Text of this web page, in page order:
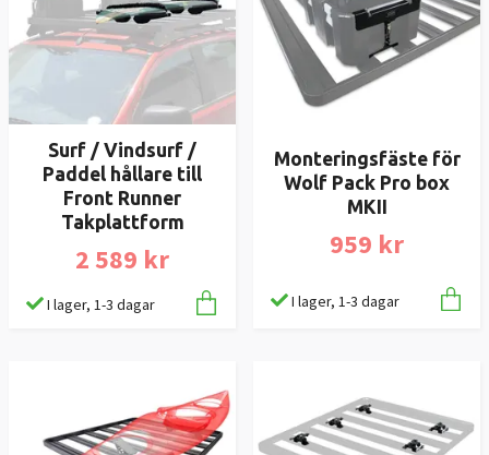
Surf / Vindsurf /
Paddel hållare till
Front Runner
Takplattform
2 589 kr
I lager, 1-3 dagar
Monteringsfäste för
Wolf Pack Pro box
MKII
959 kr
I lager, 1-3 dagar